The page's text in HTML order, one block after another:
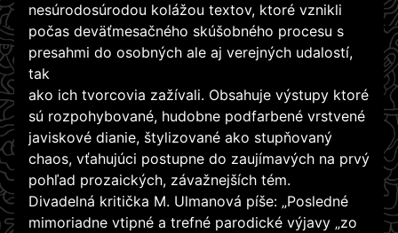
nesúrodosúrodou kolážou textov, ktoré vznikli
počas deväťmesačného skúšobného procesu s
presahmi do osobných ale aj verejných udalostí,
tak
ako ich tvorcovia zažívali. Obsahuje výstupy ktoré
sú rozpohybované, hudobne podfarbené vrstvené
javiskové dianie, štylizované ako stupňovaný
chaos, vťahujúci postupne do zaujímavých na prvý
pohľad prozaických, závažnejších tém.
Divadelná kritička M. Ulmanová píše: „Posledné
mimoriadne vtipné a trefné parodické výjavy „zo